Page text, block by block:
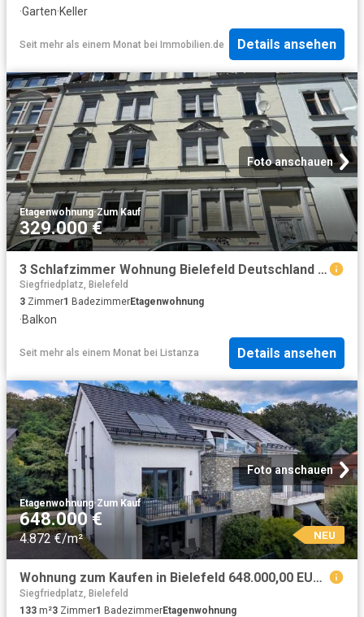
·Garten·Keller
Seit mehr als einem Monat bei Immobilien.de Details ansehen
Foto anschauen
Etagenwohnung·Zum Kauf
329.000 €
3 Schlafzimmer Wohnung Bielefeld Deutschland 103413458
Siegfriedplatz, Bielefeld
3 Zimmer1 BadezimmerEtagenwohnung
·Balkon
Seit mehr als einem Monat bei Listanza Details ansehen
Foto anschauen
Etagenwohnung·Zum Kauf
648.000 €
4.872 €/m² NEU
Wohnung zum Kaufen in Bielefeld 648.000,00 EUR 133 m²
Siegfriedplatz, Bielefeld
133 m²3 Zimmer1 BadezimmerEtagenwohnung